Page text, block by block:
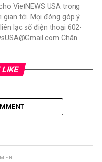
VietNEWS USA trong
gian tới. Mọi đóng góp ý
lạc số điện thoại 602-
Chân
LIKE